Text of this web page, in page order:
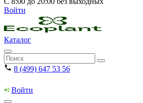
Войти
Каталог
8 (499) 647 53 56
Войти